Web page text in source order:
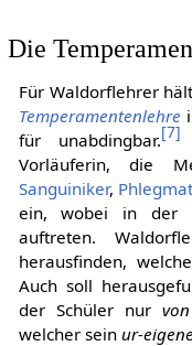
Die
Für Waldorflehrer
Temperamentenlehre
für unabdingbar.[7]
Vorläuferin, die
Sanguiniker,
ein, wobei in der
auftreten.
herausfinden,
Auch soll
der Schüler nur
welcher sein ur-